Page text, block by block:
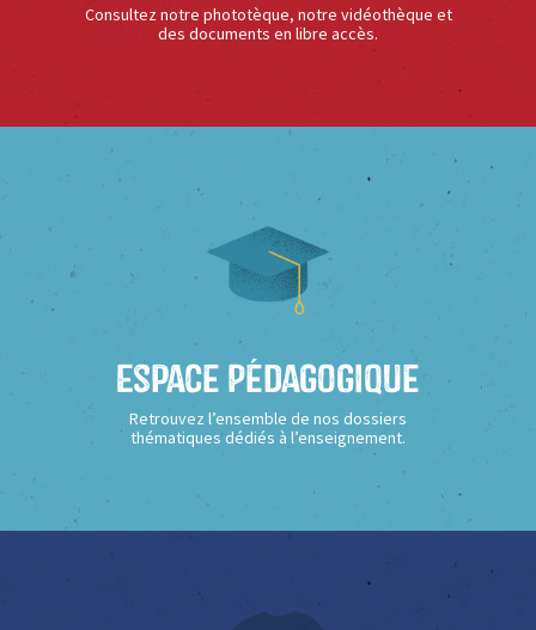
Consultez notre phototèque, notre vidéothèque et
des documents en libre accès.
Espace Pédagogique
Retrouvez l’ensemble de nos dossiers
thématiques dédiés à l’enseignement.